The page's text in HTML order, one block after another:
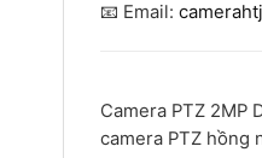
📧 Email:
Camera PTZ 2MP
camera PTZ hồng